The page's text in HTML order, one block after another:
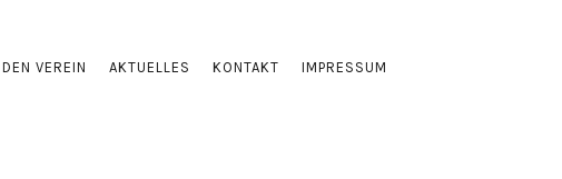
VEREIN AKTUELLES KONTAKT IMPRESSUM